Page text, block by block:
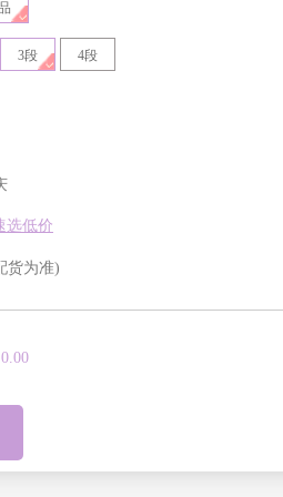
3段 4段
安徽
天津
西藏自治
新疆维吾
选低价
货为准)